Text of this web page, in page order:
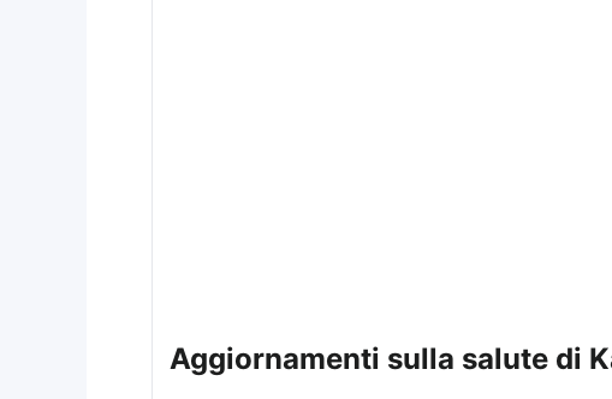
Aggiornamenti sulla salute di